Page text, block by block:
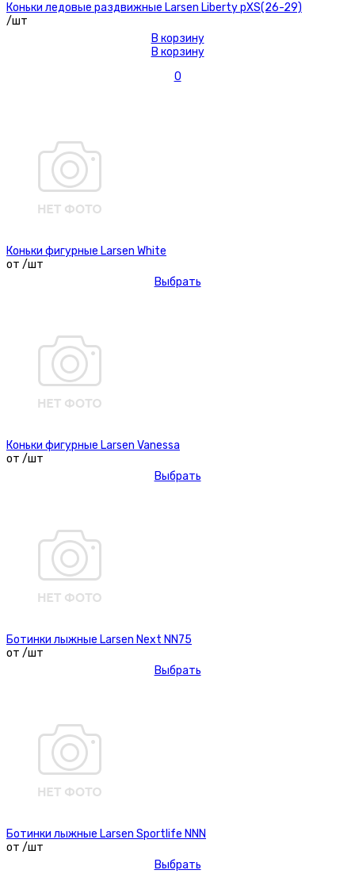
Коньки ледовые раздвижные Larsen Liberty рXS(26-29)
/шт
В корзину
В корзину
0
Коньки фигурные Larsen White
от /шт
Выбрать
Коньки фигурные Larsen Vanessa
от /шт
Выбрать
Ботинки лыжные Larsen Next NN75
от /шт
Выбрать
Ботинки лыжные Larsen Sportlife NNN
от /шт
Выбрать